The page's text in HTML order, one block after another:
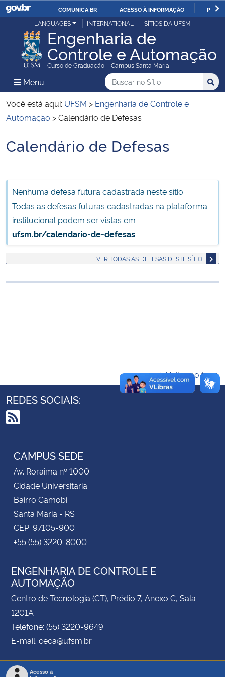
IR
PARA
CONTEÚDO
COMUNICA BR ACESSO À INFORMAÇÃO
Ministério da Justiça e Segurança Pública
Ministério da Defesa
Ministério das Relações Exteriores
Ministério da Infraestrutura
Ministério da Agricultura, Pecuária e Abastecimento
Ministério da Educação
Ministério da Cidadania
Controladoria-Geral da União
Secretaria-Geral
Secretaria de Governo
Gabinete de Segurança Institucional
Advocacia-Geral da União
Banco Central do Brasil
Planalto
LANGUAGES INTERNATIONAL SÍTIOS DA UFSM
Engenharia de
Controle e Automação
Curso de Graduação – Campus Santa Maria
Menu Menu Principal do Sítio
Busca
Buscar no no Sítio
Busca:
Você está aqui: UFSM > Engenharia de Controle e
Automação >Calendário de Defesas
Início do conteúdo
Calendário de Defesas
Nenhuma defesa futura cadastrada neste sítio.
Todas as defesas futuras cadastradas na plataforma
institucional podem ser vistas em
ufsm.br/calendario-de-defesas.
VER TODAS AS DEFESAS DESTE SÍTIO
Voltar ao topo
REDES SOCIAIS:
RSS
CAMPUS SEDE
Av. Roraima nº 1000
Cidade Universitária
Bairro Camobi
Santa Maria - RS
CEP: 97105-900
+55 (55) 3220-8000
ENGENHARIA DE CONTROLE E
AUTOMAÇÃO
Centro de Tecnologia (CT), Prédio 7, Anexo C, Sala
1201A
Telefone: (55) 3220-9649
E-mail: ceca@ufsm.br
Acesso à